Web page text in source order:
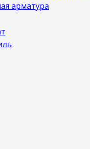
арматура